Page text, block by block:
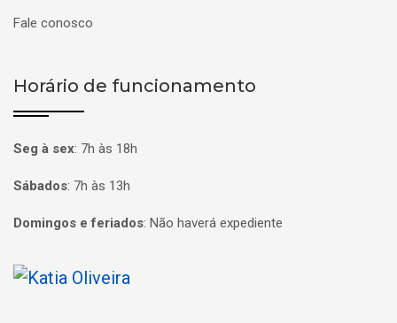
Fale conosco
Horário de funcionamento
Seg à sex: 7h às 18h
Sábados: 7h às 13h
Domingos e feriados: Não haverá expediente
Página inicial